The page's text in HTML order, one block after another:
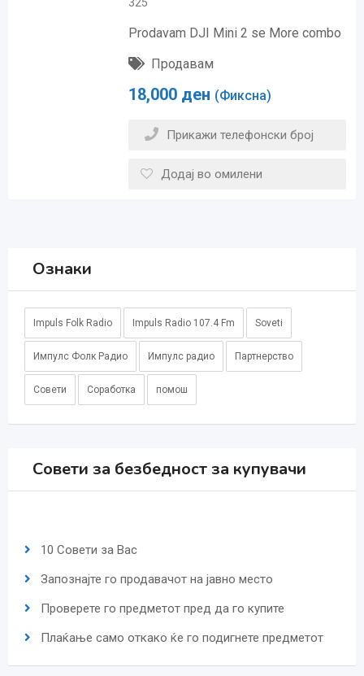
Prodavam DJI Mini 2 se More combo
Продавам
18,000 ден (Фиксна)
Прикажи телефонски број
Додај во омилени
Ознаки
Impuls Folk Radio Impuls Radio 107.4 Fm Soveti
Импулс Фолк Радио Импулс радио Партнерство
Совети Соработка помош
Совети за безбедност за купувачи
10 Совети за Вас
Запознајте го продавачот на јавно место
Проверете го предметот пред да го купите
Плаќање само откако ќе го подигнете предметот